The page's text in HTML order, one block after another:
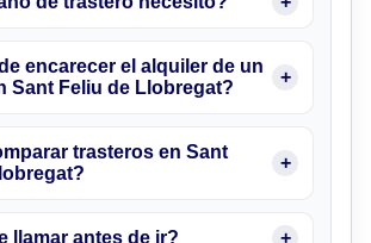
encarecer el alquiler de un
Sant Feliu de Llobregat?
trasteros en Sant
llamar antes de ir?